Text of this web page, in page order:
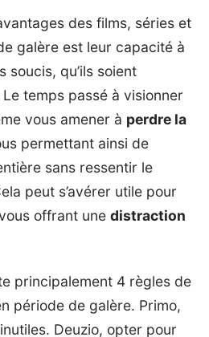
des films, séries et
galère est leur capacité à
soucis, qu’ils soient
temps passé à visionner
vous amener à perdre la
permettant ainsi de
sans ressentir le
peut s’avérer utile pour
offrant une distraction
principalement 4 règles de
période de galère. Primo,
Deuzio, opter pour